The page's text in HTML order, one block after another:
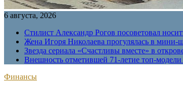
6 августа, 2026
Стилист Александр Рогов посоветовал
Жена Игоря Николаева прогулялась в мини-
Звезда сериала «Счастливы вместе» в
Внешность отметившей 71-летие топ-
Финансы